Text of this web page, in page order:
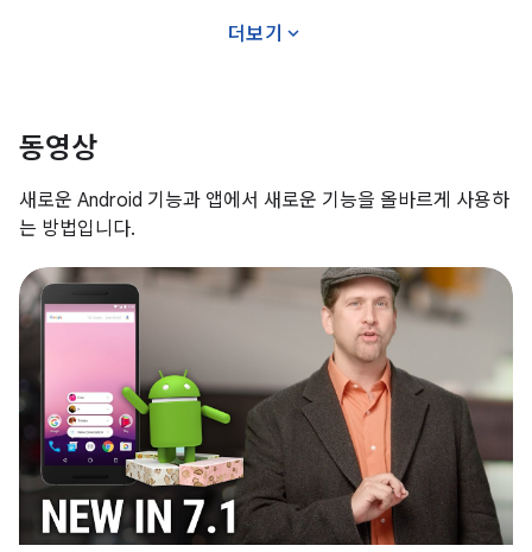
더보기 expand_more
동영상
새로운 Android 기능과 앱에서 새로운 기능을 올바르게 사용하
는 방법입니다.